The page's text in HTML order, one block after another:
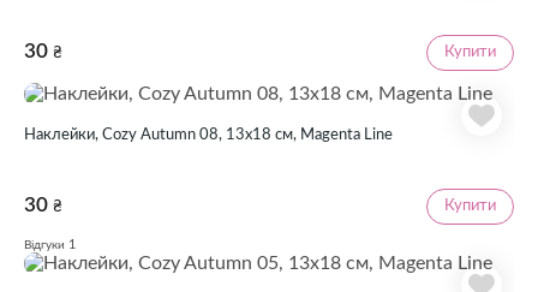
30 ₴ Купити
Наклейки, Cozy Autumn 08, 13х18 см, Magenta Line
30 ₴ Купити
Відгуки 1